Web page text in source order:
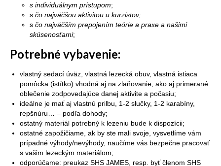
s individuálnym prístupom;
s čo najväčšou aktivitou u kurzistov;
s čo najväčším prepojením teórie a praxe a našimi
skúsenosťami;
Potrebné vybavenie:
vlastný sedací úväz, vlastná lezecká obuv, vlastná istiaca
pomôcka (istítko) vhodná aj na zlaňovanie, ako aj primerané
oblečenie zodpovedajúce danej aktivite a počasiu;
ideálne je mať aj vlastnú prilbu, 1-2 slučky, 1-2 karabíny,
repšnúru… – podľa dohody;
ostatný materiál potrebný k lezeniu bude k dispozícii;
ostatné zapožičiame, ak by ste mali svoje, vysvetlíme vám
prípadné výhody/nevýhody, naučíme vás bezpečne pracovať
s vašim lezeckým materiálom;
odporúčame: preukaz SHS JAMES, resp. byť členom SHS